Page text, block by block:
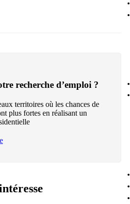
recherche d’emploi ?
territoires où les chances de
plus fortes en réalisant un